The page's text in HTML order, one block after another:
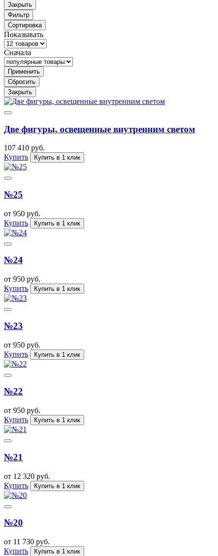
Закрыть
Фильтр
Сортировка
Показывать
Сначала
Применить
Сбросить
Закрыть
Две фигуры, освещенные внутренним светом
107 410 руб.
Купить
Купить в 1 клик
№25
от 950 руб.
Купить
Купить в 1 клик
№24
от 950 руб.
Купить
Купить в 1 клик
№23
от 950 руб.
Купить
Купить в 1 клик
№22
от 950 руб.
Купить
Купить в 1 клик
№21
от 12 320 руб.
Купить
Купить в 1 клик
№20
от 11 730 руб.
Купить
Купить в 1 клик